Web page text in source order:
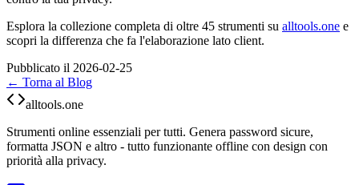
Esplora la collezione completa di oltre 45 strumenti su alltools.one e
scopri la differenza che fa l'elaborazione lato client.
Pubblicato il 2026-02-25
← Torna al Blog
alltools.one
Strumenti online essenziali per tutti. Genera password sicure,
formatta JSON e altro - tutto funzionante offline con design con
priorità alla privacy.